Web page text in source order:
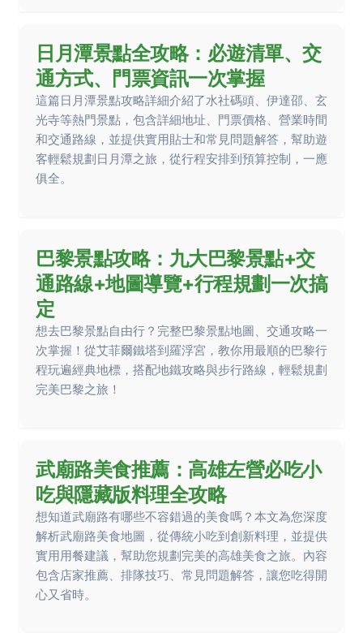
日月潭景點全攻略：必遊清單、交
通方式、門票資訊一次掌握
這篇日月潭景點攻略詳細介紹了水社碼頭、伊達邵、玄
光寺等熱門景點，包含詳細地址、門票價格、營業時間
和交通路線，並提供實用貼士和常見問題解答，幫助遊
客輕鬆規劃日月潭之旅，從行程安排到預算控制，一應
俱全。
巴黎景點攻略：九大巴黎景點+交
通路線+地圖導覽+行程規劃一次搞
定
想去巴黎景點自由行？完整巴黎景點地圖、交通攻略一
次掌握！從艾菲爾鐵塔到羅浮宮，教你用最順的巴黎行
程玩遍經典地標，搭配地鐵攻略與步行路線，輕鬆規劃
完美巴黎之旅！
武廟路美食推薦：高雄左營必吃小
吃與隱藏版料理全攻略
想知道武廟路有哪些不容錯過的美食嗎？本文為您深度
解析武廟路美食地圖，從傳統小吃到創新料理，並提供
實用用餐建議，幫助您規劃完美的高雄美食之旅。內容
包含店家推薦、排隊技巧、常見問題解答，讓您吃得開
心又省時。